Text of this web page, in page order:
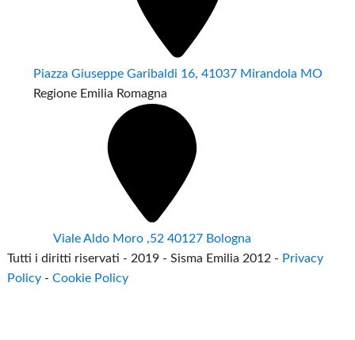
Piazza Giuseppe Garibaldi 16, 41037 Mirandola MO
Regione Emilia Romagna
Viale Aldo Moro ,52 40127 Bologna
Tutti i diritti riservati - 2019 - Sisma Emilia 2012 - Privacy
Policy -Cookie Policy